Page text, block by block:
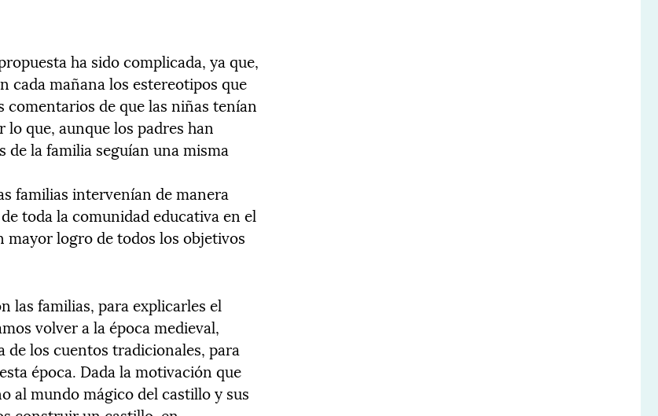
ha sido complicada, ya que,
cada mañana los estereotipos que
de que las niñas tenían
que, aunque los padres han
la familia seguían una misma
familias intervenían de manera
toda la comunidad educativa en el
logro de todos los objetivos
las familias, para explicarles el
volver a la época medieval,
los cuentos tradicionales, para
época. Dada la motivación que
al mundo mágico del castillo y sus